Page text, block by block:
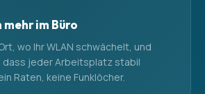
mehr im Büro
wo Ihr WLAN schwächelt, und
dass jeder Arbeitsplatz stabil
Raten, keine Funklöcher.